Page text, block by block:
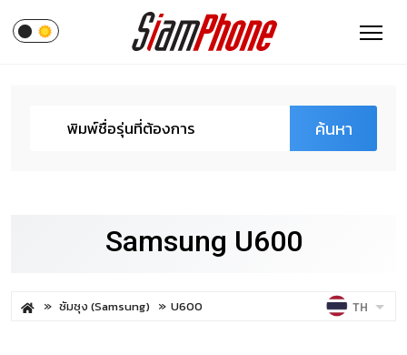
ค้นหา
Samsung U600
ซัมซุง (Samsung) U600 TH